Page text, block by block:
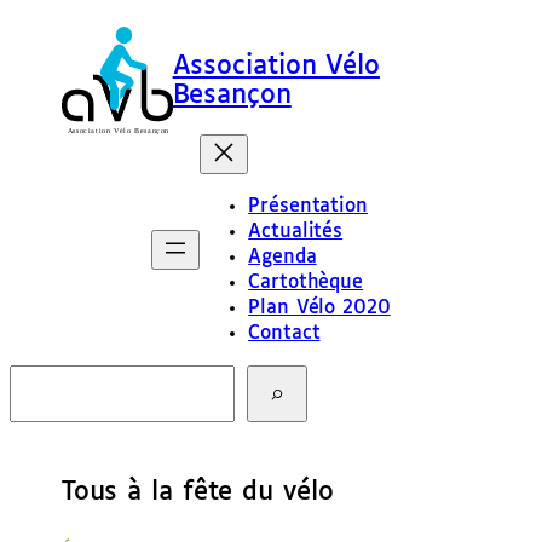
Association Vélo
Besançon
Présentation
Actualités
Agenda
Cartothèque
Plan Vélo 2020
Contact
c
Tous à la fête du vélo